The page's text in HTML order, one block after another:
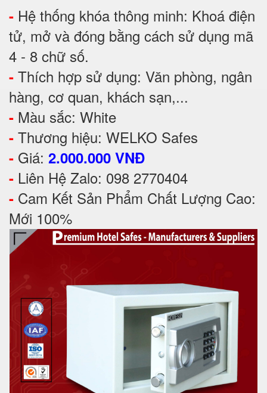
- Hệ thống khóa thông minh: Khoá điện
tử, mở và đóng bằng cách sử dụng mã
4 - 8 chữ số.
- Thích hợp sử dụng: Văn phòng, ngân
hàng, cơ quan, khách sạn,...
- Màu sắc: White
- Thương hiệu: WELKO Safes
- Giá: 2.000.000 VNĐ
- Liên Hệ Zalo: 098 2770404
- Cam Kết Sản Phẩm Chất Lượng Cao:
Mới 100%